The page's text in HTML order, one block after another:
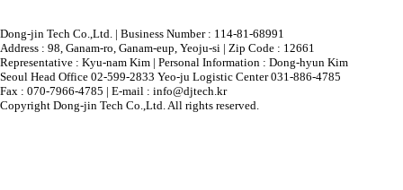
Dong-jin Tech Co.,Ltd. | Business Number : 114-81-68991
Address : 98, Ganam-ro, Ganam-eup, Yeoju-si | Zip Code : 12661
Representative : Kyu-nam Kim | Personal Information : Dong-hyun Kim
Seoul Head Office 02-599-2833 Yeo-ju Logistic Center 031-886-4785
Fax : 070-7966-4785 | E-mail : info@djtech.kr
Copyright Dong-jin Tech Co.,Ltd. All rights reserved.